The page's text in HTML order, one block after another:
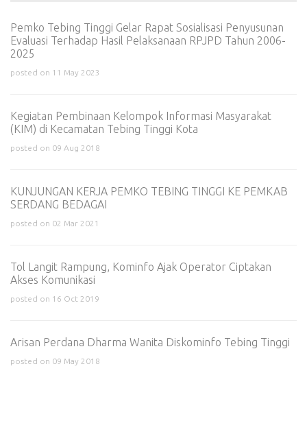
Pemko Tebing Tinggi Gelar Rapat Sosialisasi Penyusunan
Evaluasi Terhadap Hasil Pelaksanaan RPJPD Tahun 2006-
2025
posted on 11 May 2023
Kegiatan Pembinaan Kelompok Informasi Masyarakat
(KIM) di Kecamatan Tebing Tinggi Kota
posted on 09 Aug 2018
KUNJUNGAN KERJA PEMKO TEBING TINGGI KE PEMKAB
SERDANG BEDAGAI
posted on 02 Mar 2021
Tol Langit Rampung, Kominfo Ajak Operator Ciptakan
Akses Komunikasi
posted on 16 Oct 2019
Arisan Perdana Dharma Wanita Diskominfo Tebing Tinggi
posted on 09 May 2018